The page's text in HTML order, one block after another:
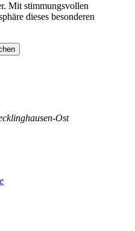
Mit stimmungsvollen
dieses besonderen
Ost